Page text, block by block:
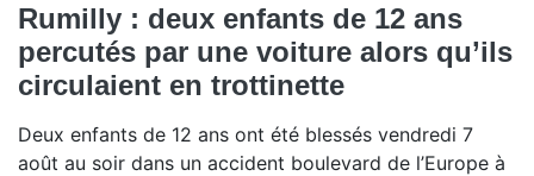
Rumilly : deux enfants de 12 ans
percutés par une voiture alors qu’ils
circulaient en trottinette
Deux enfants de 12 ans ont été blessés vendredi 7
août au soir dans un accident boulevard de l’Europe à